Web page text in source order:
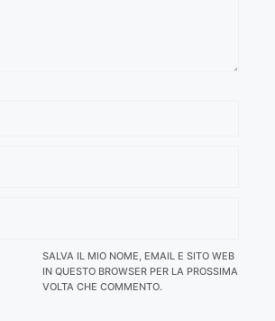
SALVA IL MIO NOME, EMAIL E SITO WEB
IN QUESTO BROWSER PER LA PROSSIMA
VOLTA CHE COMMENTO.